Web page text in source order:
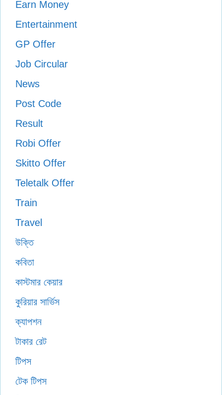
Earn Money
Entertainment
GP Offer
Job Circular
News
Post Code
Result
Robi Offer
Skitto Offer
Teletalk Offer
Train
Travel
উক্তি
কবিতা
কাস্টমার কেয়ার
কুরিয়ার সার্ভিস
ক্যাপশন
টাকার রেট
টিপস
টেক টিপস